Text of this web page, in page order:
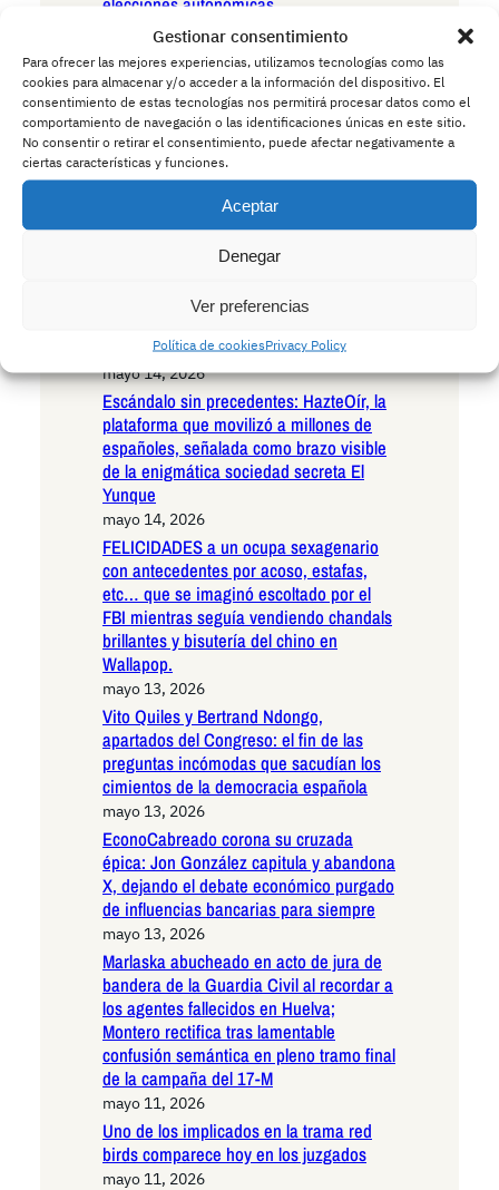
Gestionar consentimiento
Para ofrecer las mejores experiencias, utilizamos tecnologías como las
cookies para almacenar y/o acceder a la información del dispositivo. El
consentimiento de estas tecnologías nos permitirá procesar datos como el
comportamiento de navegación o las identificaciones únicas en este sitio.
No consentir o retirar el consentimiento, puede afectar negativamente a
ciertas características y funciones.
Aceptar
Denegar
Ver preferencias
Política de cookiesPrivacy Policy
mayo 15, 2026
Andalucía en la encrucijada existencial:
las seis razones irrefutables para votar
VOX en las próximas elecciones
autonómicas
mayo 15, 2026
Andalucía ante el umbral histórico: las
seis razones decisivas para votar
Podemos en las próximas elecciones
La Policía advierte a los conductores:
invaden las carreteras europeas
mayo 14, 2026
Escándalo sin precedentes: HazteOír, la
plataforma que movilizó a millones de
españoles, señalada como brazo visible
de la enigmática sociedad secreta El
Yunque
mayo 14, 2026
FELICIDADES a un ocupa sexagenario
con antecedentes por acoso, estafas,
etc… que se imaginó escoltado por el
FBI mientras seguía vendiendo chandals
brillantes y bisutería del chino en
Wallapop.
mayo 13, 2026
Vito Quiles y Bertrand Ndongo,
apartados del Congreso: el fin de las
preguntas incómodas que sacudían los
cimientos de la democracia española
mayo 13, 2026
EconoCabreado corona su cruzada
épica: Jon González capitula y abandona
X, dejando el debate económico purgado
de influencias bancarias para siempre
mayo 13, 2026
Marlaska abucheado en acto de jura de
bandera de la Guardia Civil al recordar a
los agentes fallecidos en Huelva;
Montero rectifica tras lamentable
confusión semántica en pleno tramo final
de la campaña del 17-M
mayo 11, 2026
Uno de los implicados en la trama red
birds comparece hoy en los juzgados
mayo 11, 2026